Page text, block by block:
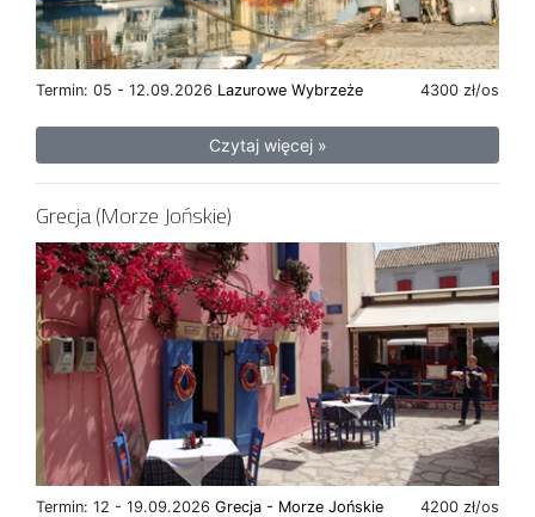
Termin: 05 - 12.09.2026 4300 zł/os
Lazurowe Wybrzeże
Czytaj więcej »
Grecja (Morze Jońskie)
Termin: 12 - 19.09.2026 4200 zł/os
Grecja - Morze Jońskie